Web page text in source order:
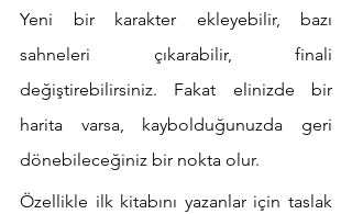
Yeni bir karakter ekleyebilir, bazı
sahneleri çıkarabilir, finali
değiştirebilirsiniz. Fakat elinizde bir
harita varsa, kaybolduğunuzda geri
dönebileceğiniz bir nokta olur.
Özellikle ilk kitabını yazanlar için taslak